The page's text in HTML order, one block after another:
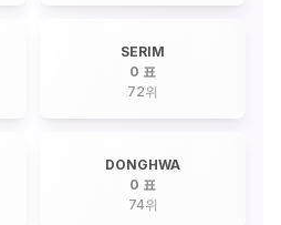
SERIM
0 표
72위
DONGHWA
0 표
74위